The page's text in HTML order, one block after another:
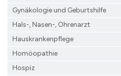
Gynäkologie und Geburtshilfe
Hals-, Nasen-, Ohrenarzt
Hauskrankenpflege
Homöopathie
Hospiz